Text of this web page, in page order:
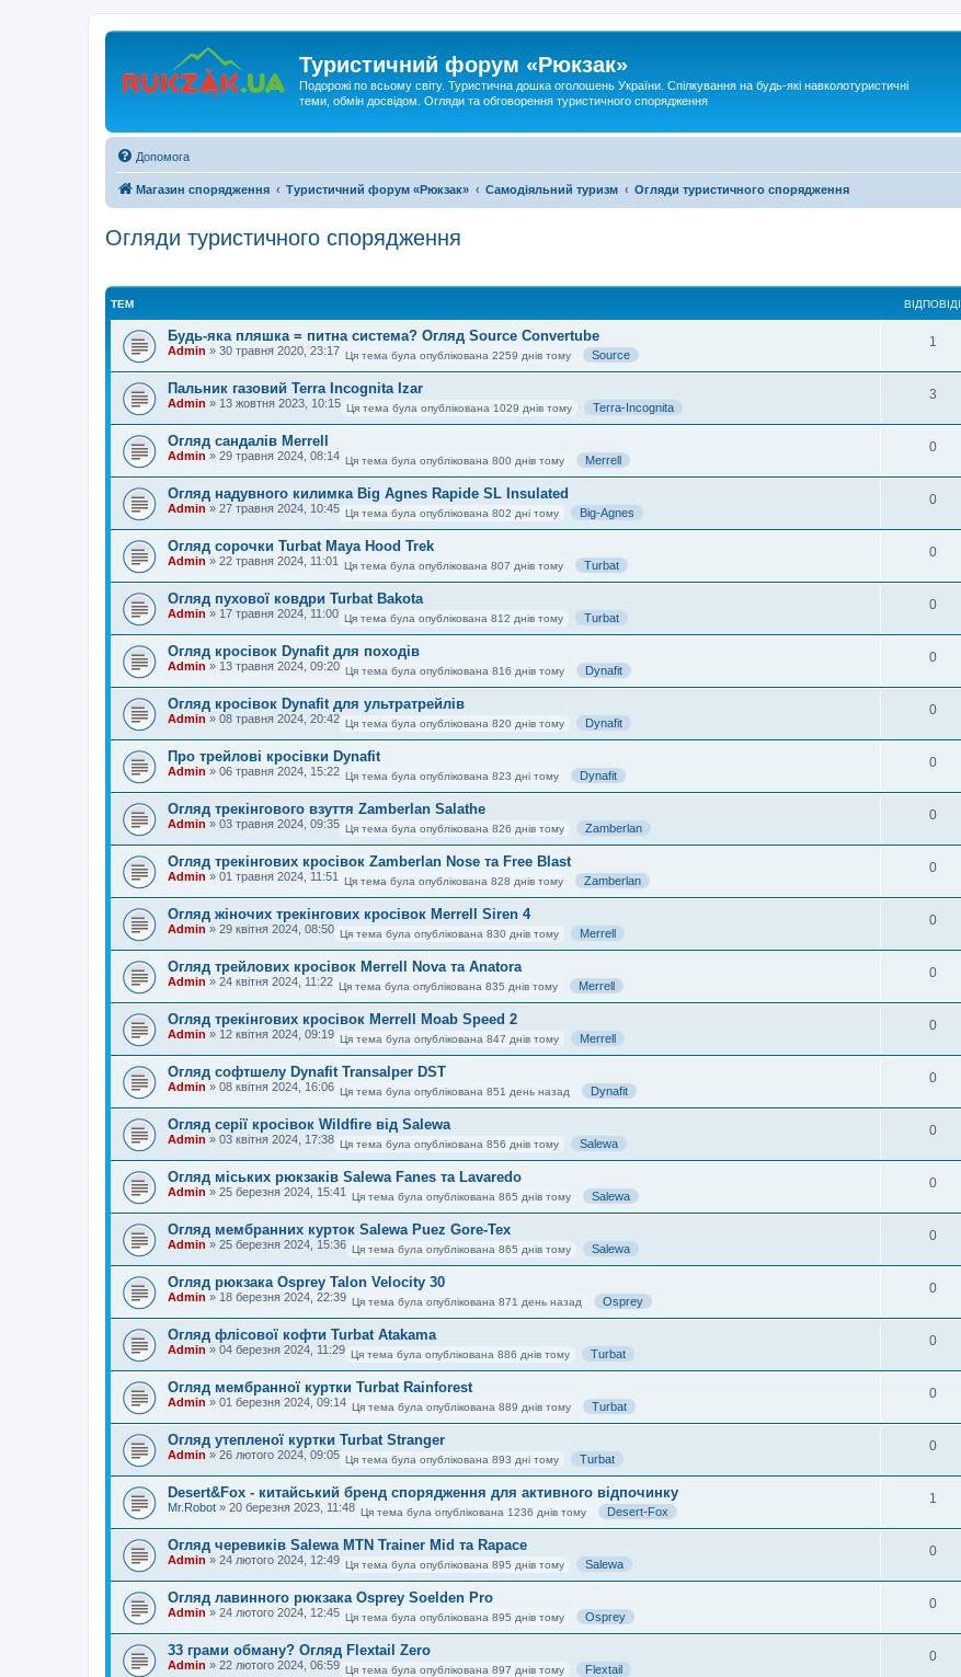
Туристичний форум «Рюкзак»
Подорожі по всьому світу. Туристична дошка оголошень України. Спілкування на будь-які навколотуристичні
теми, обмін досвідом. Огляди та обговорення туристичного спорядження
Допомога
Магазин спорядження Туристичний форум «Рюкзак» Самодіяльний туризм Огляди туристичного спорядження
Огляди туристичного спорядження
ТЕМ ВІДПОВІДІ
Будь-яка пляшка = питна система? Огляд Source Convertube
Admin » 30 травня 2020, 23:17 Ця тема була опублікована 2259 днів тому Source
1
Пальник газовий Terra Incognita Izar
Admin » 13 жовтня 2023, 10:15 Ця тема була опублікована 1029 днів тому Terra-Incognita
3
Огляд сандалів Merrell
Admin » 29 травня 2024, 08:14 Ця тема була опублікована 800 днів тому Merrell
0
Огляд надувного килимка Big Agnes Rapide SL Insulated
Admin » 27 травня 2024, 10:45 Ця тема була опублікована 802 дні тому Big-Agnes
0
Огляд сорочки Turbat Maya Hood Trek
Admin » 22 травня 2024, 11:01 Ця тема була опублікована 807 днів тому Turbat
0
Огляд пухової ковдри Turbat Bakota
Admin » 17 травня 2024, 11:00 Ця тема була опублікована 812 днів тому Turbat
0
Огляд кросівок Dynafit для походів
Admin » 13 травня 2024, 09:20 Ця тема була опублікована 816 днів тому Dynafit
0
Огляд кросівок Dynafit для ультратрейлів
Admin » 08 травня 2024, 20:42 Ця тема була опублікована 820 днів тому Dynafit
0
Про трейлові кросівки Dynafit
Admin » 06 травня 2024, 15:22 Ця тема була опублікована 823 дні тому Dynafit
0
Огляд трекінгового взуття Zamberlan Salathe
Admin » 03 травня 2024, 09:35 Ця тема була опублікована 826 днів тому Zamberlan
0
Огляд трекінгових кросівок Zamberlan Nose та Free Blast
Admin » 01 травня 2024, 11:51 Ця тема була опублікована 828 днів тому Zamberlan
0
Огляд жіночих трекінгових кросівок Merrell Siren 4
Admin » 29 квітня 2024, 08:50 Ця тема була опублікована 830 днів тому Merrell
0
Огляд трейлових кросівок Merrell Nova та Anatora
Admin » 24 квітня 2024, 11:22 Ця тема була опублікована 835 днів тому Merrell
0
Огляд трекінгових кросівок Merrell Moab Speed 2
Admin » 12 квітня 2024, 09:19 Ця тема була опублікована 847 днів тому Merrell
0
Огляд софтшелу Dynafit Transalper DST
Admin » 08 квітня 2024, 16:06 Ця тема була опублікована 851 день назад Dynafit
0
Огляд серії кросівок Wildfire від Salewa
Admin » 03 квітня 2024, 17:38 Ця тема була опублікована 856 днів тому Salewa
0
Огляд міських рюкзаків Salewa Fanes та Lavaredo
Admin » 25 березня 2024, 15:41 Ця тема була опублікована 865 днів тому Salewa
0
Огляд мембранних курток Salewa Puez Gore-Tex
Admin » 25 березня 2024, 15:36 Ця тема була опублікована 865 днів тому Salewa
0
Огляд рюкзака Osprey Talon Velocity 30
Admin » 18 березня 2024, 22:39 Ця тема була опублікована 871 день назад Osprey
0
Огляд флісової кофти Turbat Atakama
Admin » 04 березня 2024, 11:29 Ця тема була опублікована 886 днів тому Turbat
0
Огляд мембранної куртки Turbat Rainforest
Admin » 01 березня 2024, 09:14 Ця тема була опублікована 889 днів тому Turbat
0
Огляд утепленої куртки Turbat Stranger
Admin » 26 лютого 2024, 09:05 Ця тема була опублікована 893 дні тому Turbat
0
Desert&Fox - китайський бренд спорядження для активного відпочинку
Mr.Robot » 20 березня 2023, 11:48 Ця тема була опублікована 1236 днів тому Desert-Fox
1
Огляд черевиків Salewa MTN Trainer Mid та Rapace
Admin » 24 лютого 2024, 12:49 Ця тема була опублікована 895 днів тому Salewa
0
Огляд лавинного рюкзака Osprey Soelden Pro
Admin » 24 лютого 2024, 12:45 Ця тема була опублікована 895 днів тому Osprey
0
33 грами обману? Огляд Flextail Zero
Admin » 22 лютого 2024, 06:59 Ця тема була опублікована 897 днів тому Flextail
0